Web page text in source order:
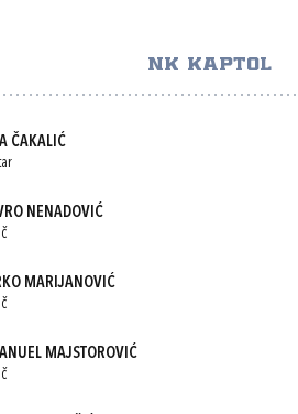
NK KAPTOL
ČAKALIĆ
NENADOVIĆ
MARIJANOVIĆ
MAJSTOROVIĆ